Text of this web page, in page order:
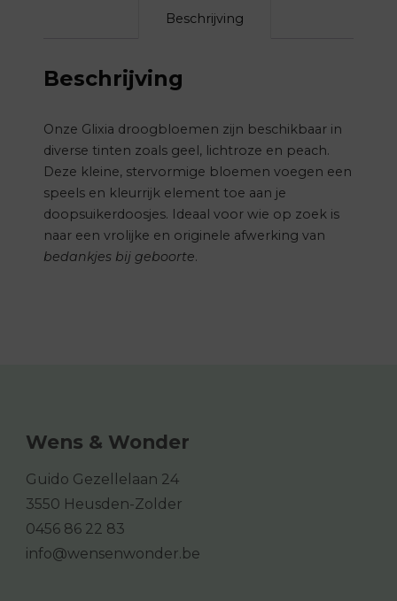
Beschrijving
Beschrijving
Onze Glixia droogbloemen zijn beschikbaar in
diverse tinten zoals geel, lichtroze en peach.
Deze kleine, stervormige bloemen voegen een
speels en kleurrijk element toe aan je
doopsuikerdoosjes. Ideaal voor wie op zoek is
naar een vrolijke en originele afwerking van
bedankjes bij geboorte.
Wens & Wonder
Guido Gezellelaan 24
3550 Heusden-Zolder
0456 86 22 83
info@wensenwonder.be